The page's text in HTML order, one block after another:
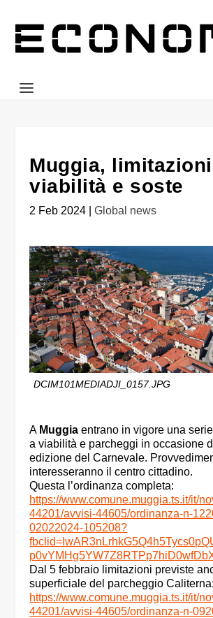
Muggia,
viabilità e soste
2 Feb 2024 |Global news
DCIM101MEDIADJI_0157.JPG
A Muggia entrano in vigore una
a viabilità e parcheggi in occasione
edizione del Carnevale.
interesseranno il centro cittadino.
Questa l’ordinanza completa:
https://www.comune.muggia.ts.it/it/
44201/avvisi-44605/ordinanza-n-
02022024-105208?
Dal 5 febbraio limitazioni previste
superficiale del parcheggio Caliterna:
https://www.comune.muggia.ts.it/it/
44201/avvisi-44605/ordinanza-n-